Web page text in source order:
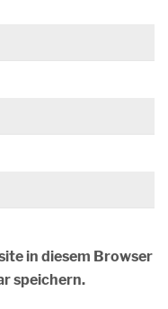
in diesem Browser
speichern.